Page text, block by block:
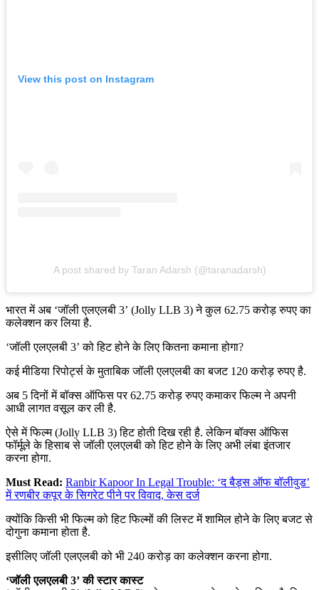
View this post on Instagram
A post shared by Taran Adarsh (@taranadarsh)
भारत में अब ‘जॉली एलएलबी 3’ (Jolly LLB 3) ने कुल 62.75 करोड़ रुपए का
कलेक्शन कर लिया है.
‘जॉली एलएलबी 3’ को हिट होने के लिए कितना कमाना होगा?
कई मीडिया रिपोर्ट्स के मुताबिक जॉली एलएलबी का बजट 120 करोड़ रुपए है.
अब 5 दिनों में बॉक्स ऑफिस पर 62.75 करोड़ रुपए कमाकर फिल्म ने अपनी
आधी लागत वसूल कर ली है.
ऐसे में फिल्म (Jolly LLB 3) हिट होती दिख रही है. लेकिन बॉक्स ऑफिस
फॉर्मूले के हिसाब से जॉली एलएलबी को हिट होने के लिए अभी लंबा इंतजार
करना होगा.
Must Read: Ranbir Kapoor In Legal Trouble: ‘द बैड्स ऑफ बॉलीवुड’
में रणबीर कपूर के सिगरेट पीने पर विवाद, केस दर्ज
क्योंकि किसी भी फिल्म को हिट फिल्मों की लिस्ट में शामिल होने के लिए बजट से
दोगुना कमाना होता है.
इसीलिए जॉली एलएलबी को भी 240 करोड़ का कलेक्शन करना होगा.
‘जॉली एलएलबी 3’ की स्टार कास्ट